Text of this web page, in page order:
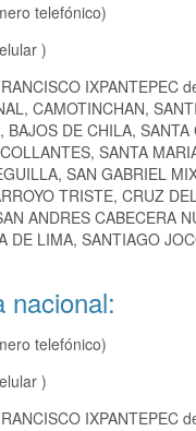
telefónico)
)
IXPANTEPEC
CAMOTINCHAN,
DE CHILA,
SANTA
SAN GABRIEL
TRISTE, CRUZ
ANDRES CABECERA
DE LIMA, SANTIAGO
nacional:
telefónico)
)
IXPANTEPEC